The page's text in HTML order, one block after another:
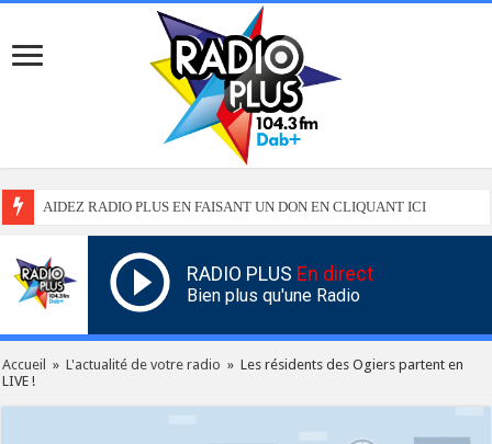
AIDEZ RADIO PLUS EN FAISANT UN DON EN CLIQUANT ICI
RADIO PLUS En direct
Bien plus qu'une Radio
Accueil » L'actualité de votre radio » Les résidents des Ogiers partent en
LIVE !